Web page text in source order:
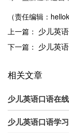
（责任编辑：
上一篇： 少儿英
下一篇： 少儿英
相关文章
少儿英语口语在
少儿英语口语学